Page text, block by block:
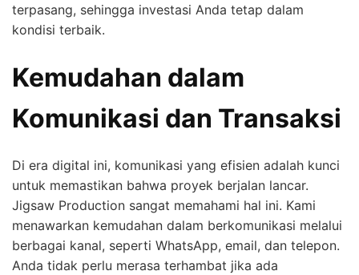
terpasang, sehingga investasi Anda tetap dalam
kondisi terbaik.
Kemudahan dalam
Komunikasi dan Transaksi
Di era digital ini, komunikasi yang efisien adalah kunci
untuk memastikan bahwa proyek berjalan lancar.
Jigsaw Production sangat memahami hal ini. Kami
menawarkan kemudahan dalam berkomunikasi melalui
berbagai kanal, seperti WhatsApp, email, dan telepon.
Anda tidak perlu merasa terhambat jika ada